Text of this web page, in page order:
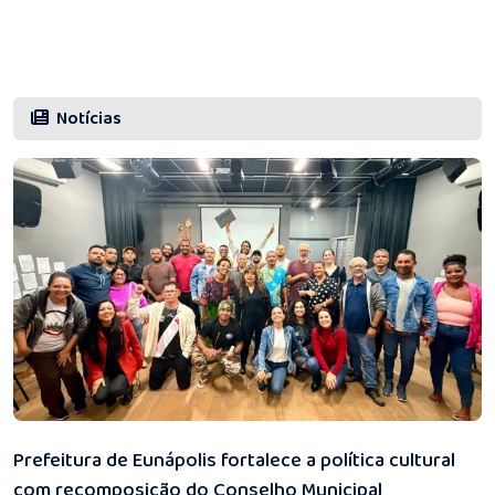
Notícias
Prefeitura de Eunápolis fortalece a política cultural